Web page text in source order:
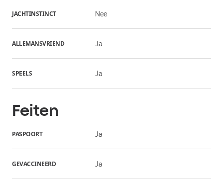
JACHTINSTINCT Nee
ALLEMANSVRIEND Ja
SPEELS Ja
Feiten
PASPOORT Ja
GEVACCINEERD Ja